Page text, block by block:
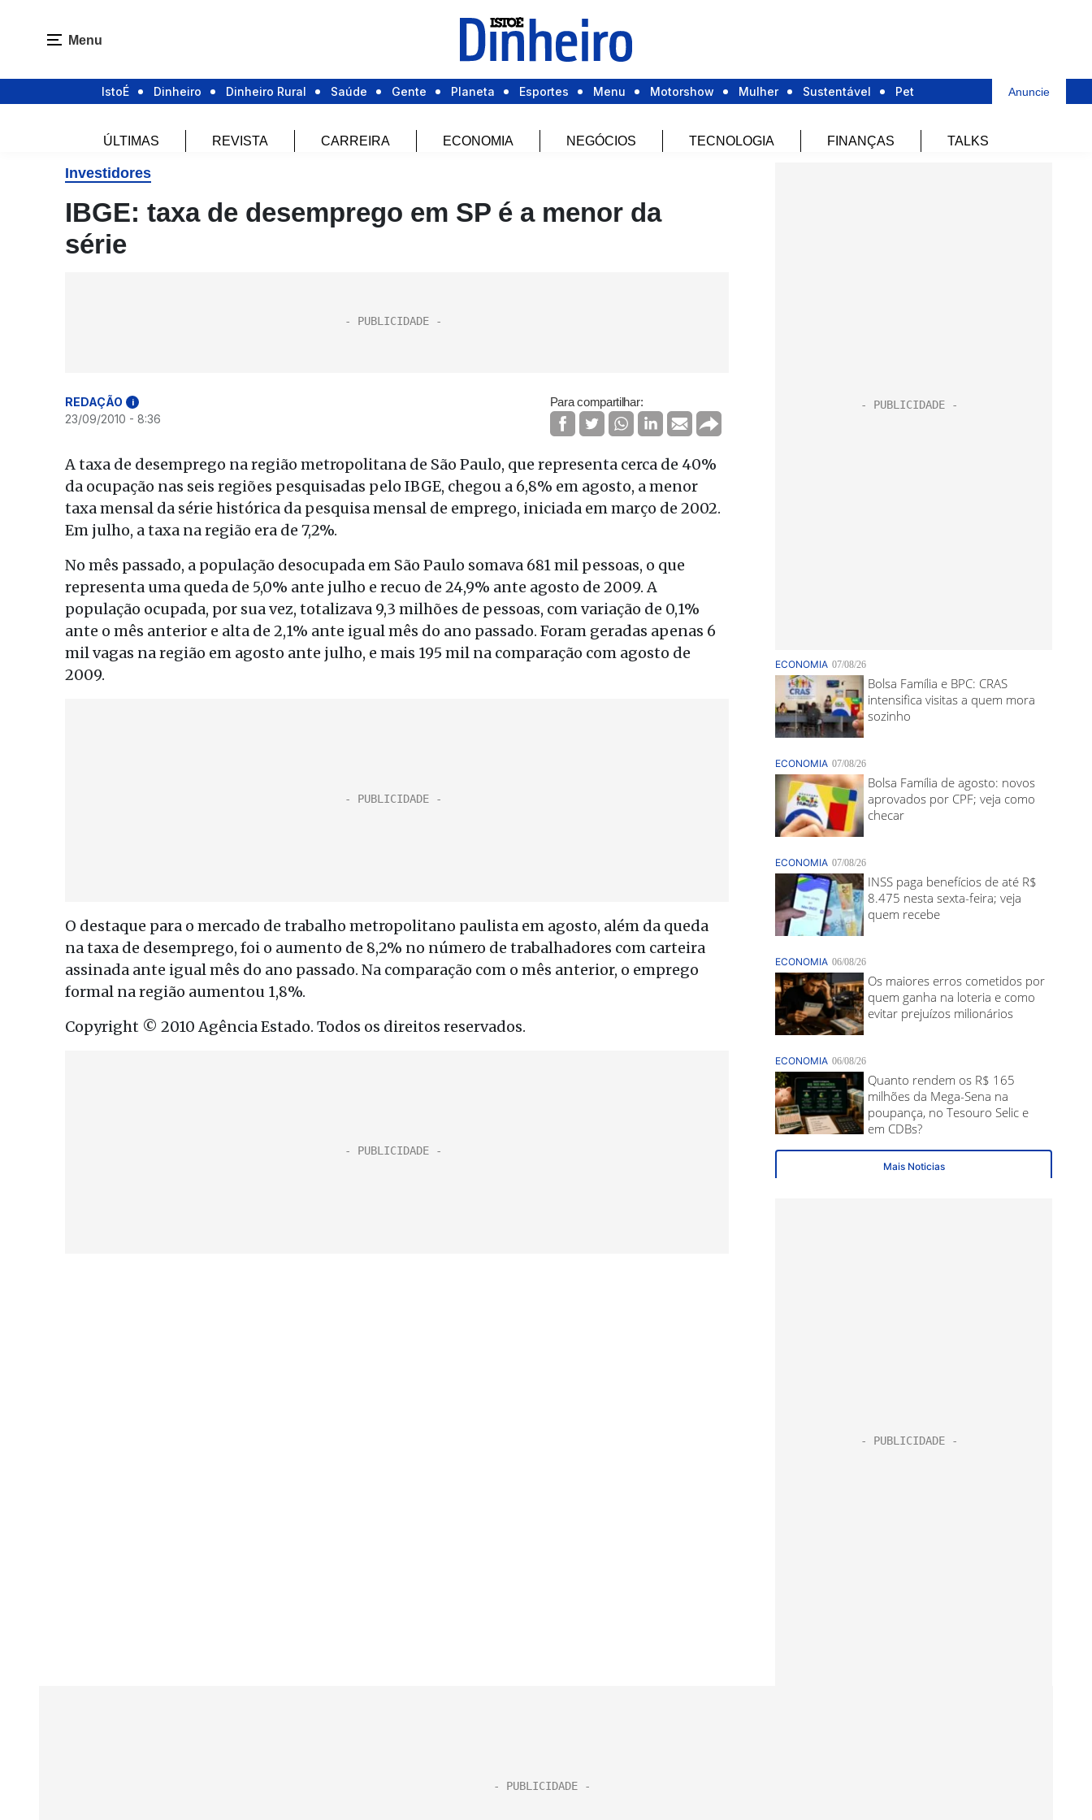
Menu
IstoÉ Dinheiro Dinheiro Rural Saúde Gente Planeta Esportes Menu Motorshow Mulher Sustentável Pet Anuncie
ÚLTIMAS REVISTA CARREIRA ECONOMIA NEGÓCIOS TECNOLOGIA FINANÇAS TALKS
Investidores
IBGE: taxa de desemprego em SP é a menor da
série
REDAÇÃO i
23/09/2010 - 8:36
Para compartilhar:
A taxa de desemprego na região metropolitana de São Paulo, que representa cerca de 40%
da ocupação nas seis regiões pesquisadas pelo IBGE, chegou a 6,8% em agosto, a menor
taxa mensal da série histórica da pesquisa mensal de emprego, iniciada em março de 2002.
Em julho, a taxa na região era de 7,2%.
No mês passado, a população desocupada em São Paulo somava 681 mil pessoas, o que
representa uma queda de 5,0% ante julho e recuo de 24,9% ante agosto de 2009. A
população ocupada, por sua vez, totalizava 9,3 milhões de pessoas, com variação de 0,1%
ante o mês anterior e alta de 2,1% ante igual mês do ano passado. Foram geradas apenas 6
mil vagas na região em agosto ante julho, e mais 195 mil na comparação com agosto de
2009.
O destaque para o mercado de trabalho metropolitano paulista em agosto, além da queda
na taxa de desemprego, foi o aumento de 8,2% no número de trabalhadores com carteira
assinada ante igual mês do ano passado. Na comparação com o mês anterior, o emprego
formal na região aumentou 1,8%.
Copyright © 2010 Agência Estado. Todos os direitos reservados.